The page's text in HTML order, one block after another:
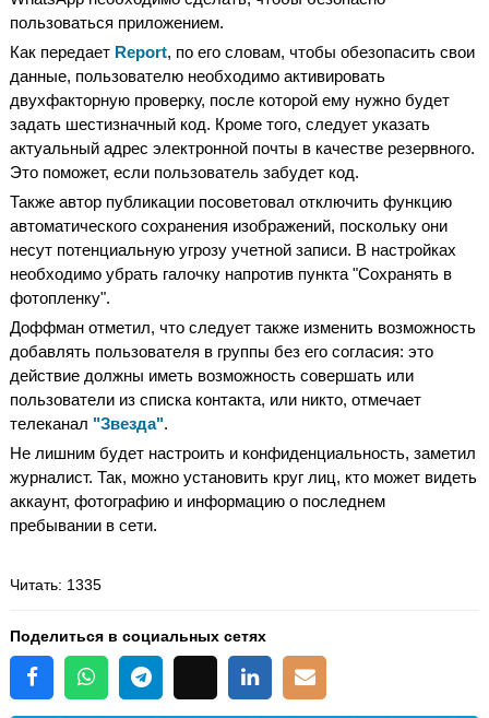
пользоваться приложением.
Как передает Report, по его словам, чтобы обезопасить свои
данные, пользователю необходимо активировать
двухфакторную проверку, после которой ему нужно будет
задать шестизначный код. Кроме того, следует указать
актуальный адрес электронной почты в качестве резервного.
Это поможет, если пользователь забудет код.
Также автор публикации посоветовал отключить функцию
автоматического сохранения изображений, поскольку они
несут потенциальную угрозу учетной записи. В настройках
необходимо убрать галочку напротив пункта "Сохранять в
фотопленку".
Доффман отметил, что следует также изменить возможность
добавлять пользователя в группы без его согласия: это
действие должны иметь возможность совершать или
пользователи из списка контакта, или никто, отмечает
телеканал "Звезда".
Не лишним будет настроить и конфиденциальность, заметил
журналист. Так, можно установить круг лиц, кто может видеть
аккаунт, фотографию и информацию о последнем
пребывании в сети.
Читать: 1335
Поделиться в социальных сетях